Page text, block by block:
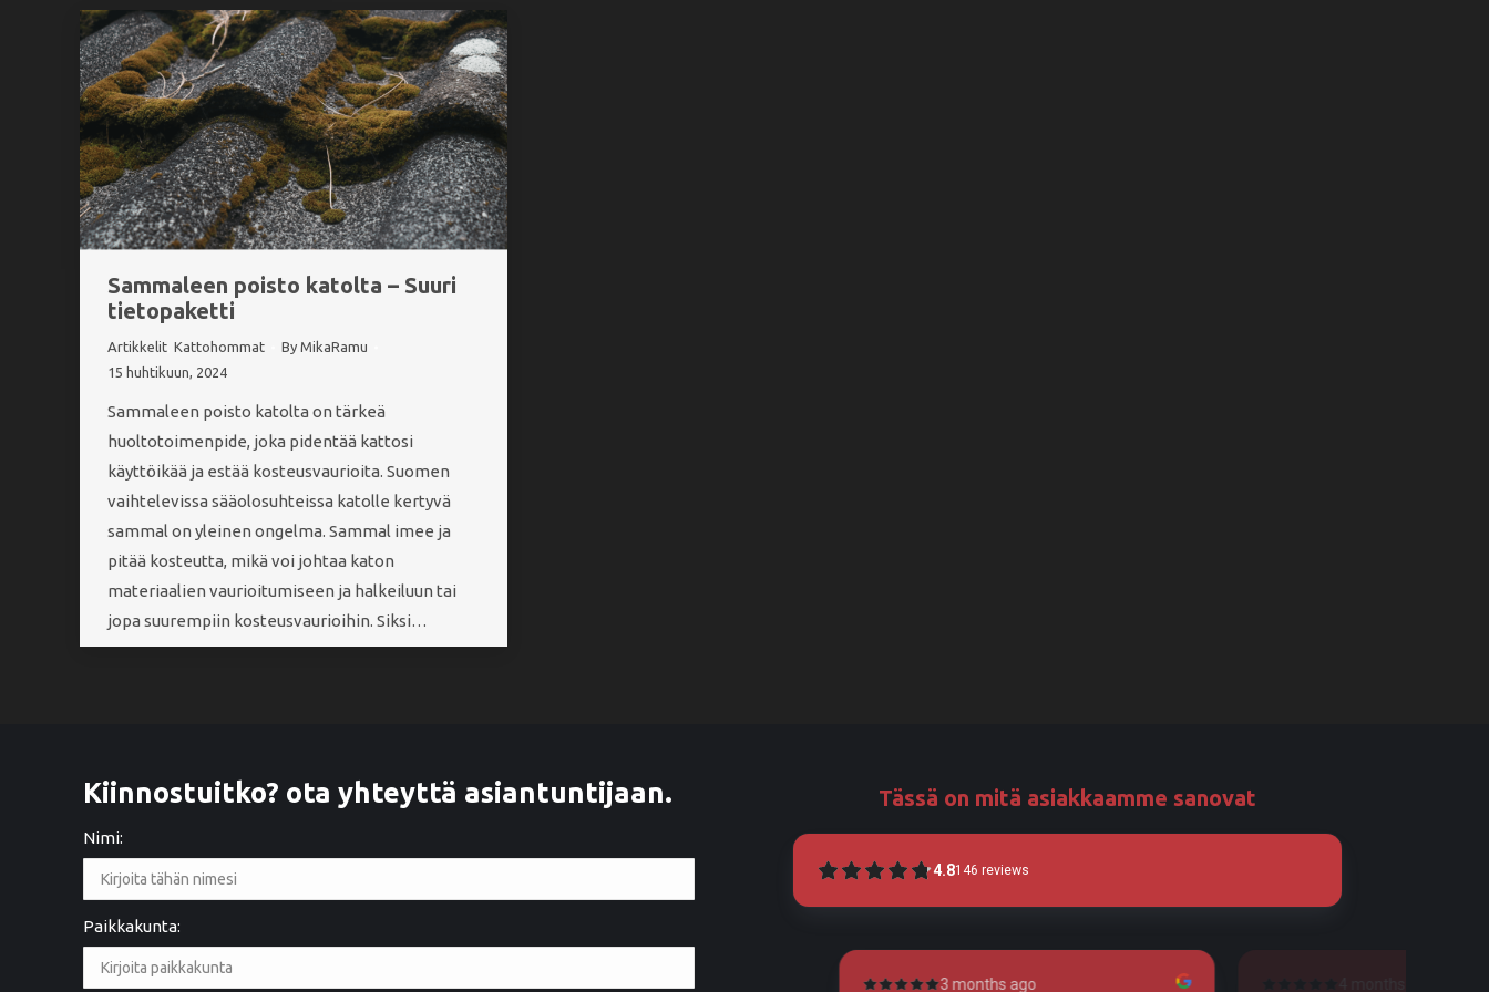
Sammaleen poisto katolta – Suuri
tietopaketti
Artikkelit Kattohommat By MikaRamu
15 huhtikuun, 2024
Sammaleen poisto katolta on tärkeä
huoltotoimenpide, joka pidentää kattosi
käyttöikää ja estää kosteusvaurioita. Suomen
vaihtelevissa sääolosuhteissa katolle kertyvä
sammal on yleinen ongelma. Sammal imee ja
pitää kosteutta, mikä voi johtaa katon
materiaalien vaurioitumiseen ja halkeiluun tai
jopa suurempiin kosteusvaurioihin. Siksi…
Kiinnostuitko? ota yhteyttä asiantuntijaan.
Nimi:
Paikkakunta:
Tässä on mitä asiakkaamme sanovat
4.8146 reviews
2 years ago
3 months ago
4 months ago